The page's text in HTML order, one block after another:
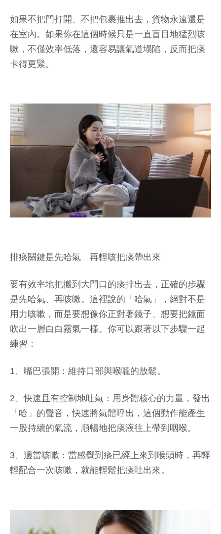
如果不把門打開、不把包裹推出去，貨物永遠還是
在室內。如果你在這個時候只是一直盲目地猛烈咳
嗽，不僅效率低落，還容易讓氣道塌陷，反而把痰
卡得更緊。
排痰關鍵是先哈氣 再輕咳把痰帶出來
要有效率地把搬到大門口的痰排出去，正確的步驟
是先哈氣、再咳嗽。這裡說的「哈氣」，絕對不是
用力咳嗽，而是要想像你正對著鏡子、想要把鏡面
吹出一層白白霧氣一樣。你可以跟著以下步驟一起
練習：
1、嘴巴張開：維持口部與喉嚨的放鬆。
2、快速且有控制地吐氣：用身體核心的力量，發出
「哈」的聲音，快速將氣體呼出，這個動作能產生
一股持續的氣流，順暢地把痰液往上帶到咽喉。
3、適當咳嗽：當感覺到痰已經上來到喉頭時，再輕
輕配合一次咳嗽，就能輕鬆把痰吐出來。